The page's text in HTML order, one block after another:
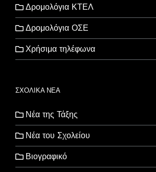
Δρομολόγια ΚΤΕΛ
Δρομολόγια ΟΣΕ
Χρήσιμα τηλέφωνα
ΣΧΟΛΙΚΑ ΝΕΑ
Νέα της Τάξης
Νέα του Σχολείου
Βιογραφικό